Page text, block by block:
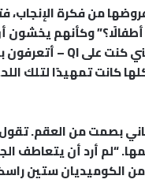
من فكرة الإنجاب،
وكأنهم يخشون
كانت تمهيدًا لتلك
بصمت من العقم. تقول
“لم أرد أن يتعاطف
من الكوميديان ستين